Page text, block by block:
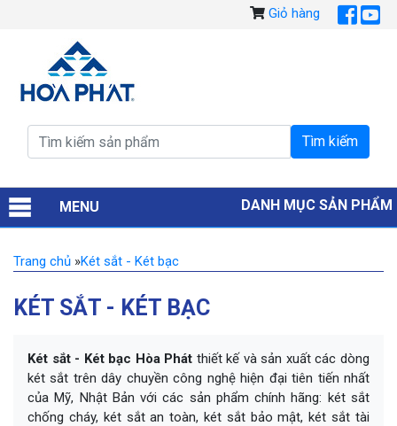
Giỏ hàng
MENU DANH MỤC SẢN PHẨM
Trang chủ »Két sắt - Két bạc
KÉT SẮT - KÉT BẠC
Két sắt - Két bạc Hòa Phát thiết kế và sản xuất các dòng
két sắt trên dây chuyền công nghệ hiện đại tiên tiến nhất
của Mỹ, Nhật Bản với các sản phẩm chính hãng: két sắt
chống cháy, két sắt an toàn, két sắt bảo mật, két sắt tài